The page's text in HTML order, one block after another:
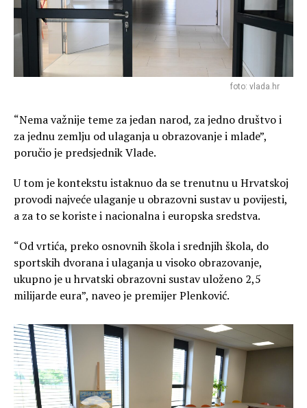
foto: vlada.hr
“Nema važnije teme za jedan narod, za jedno društvo i
za jednu zemlju od ulaganja u obrazovanje i mlade”,
poručio je predsjednik Vlade.
U tom je kontekstu istaknuo da se trenutnu u Hrvatskoj
provodi najveće ulaganje u obrazovni sustav u povijesti,
a za to se koriste i nacionalna i europska sredstva.
“Od vrtića, preko osnovnih škola i srednjih škola, do
sportskih dvorana i ulaganja u visoko obrazovanje,
ukupno je u hrvatski obrazovni sustav uloženo 2,5
milijarde eura”, naveo je premijer Plenković.